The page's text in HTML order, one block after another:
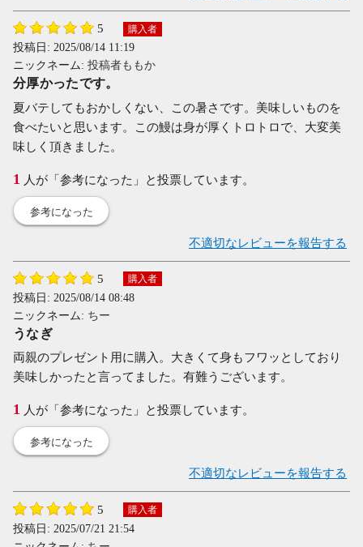
5 購入者
投稿日: 2025/08/14 11:19
ニックネーム: 投稿者ももか
分厚かったです。
夏バテしてもおかしくない、この暑さです。美味しいものを
食べたいと思います。この鰻は身が厚くトロトロで、大変美
味しく頂きました。
1 人が「参考になった」と投票しています。
参考になった
不適切なレビューを報告する
5 購入者
投稿日: 2025/08/14 08:48
ニックネーム: ちー
うなぎ
両親のプレゼント用に購入。大きくて身もフワッとしており
美味しかったと言ってました。有難うございます。
1 人が「参考になった」と投票しています。
参考になった
不適切なレビューを報告する
5 購入者
投稿日: 2025/07/21 21:54